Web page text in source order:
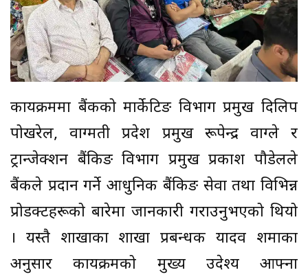
कार्यक्रममा बैंकको मार्केटिङ विभाग प्रमुख दिलिप
पोखरेल, वाग्मती प्रदेश प्रमुख रूपेन्द्र वाग्ले र
ट्रान्जेक्शन बैंकिङ विभाग प्रमुख प्रकाश पौडेलले
बैंकले प्रदान गर्ने आधुनिक बैंकिङ सेवा तथा विभिन्न
प्रोडक्टहरूको बारेमा जानकारी गराउनुभएको थियो
। यस्तै शाखाका शाखा प्रबन्धक यादव शर्माका
अनुसार कार्यक्रमको मुख्य उदेश्य आफ्ना